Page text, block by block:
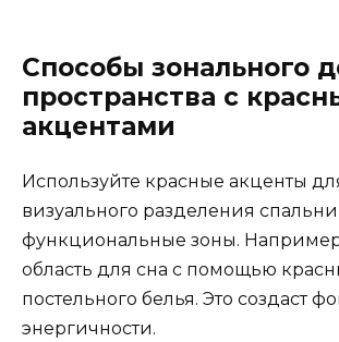
Способы зонального
пространства с
акцентами
Используйте красные акценты
визуального разделения
функциональные зоны.
область для сна с помощью
постельного белья. Это создаст
энергичности.